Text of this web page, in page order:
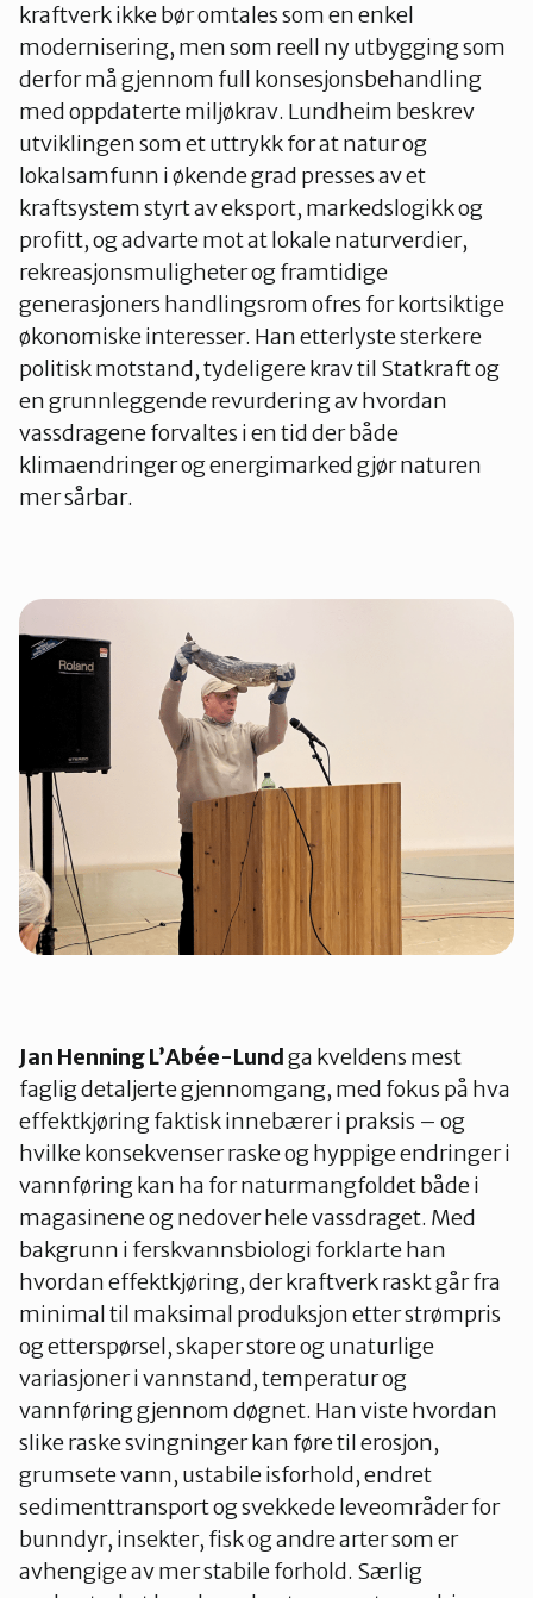
kraftverk ikke bør omtales som en enkel
modernisering, men som reell ny utbygging som
derfor må gjennom full konsesjonsbehandling
med oppdaterte miljøkrav. Lundheim beskrev
utviklingen som et uttrykk for at natur og
lokalsamfunn i økende grad presses av et
kraftsystem styrt av eksport, markedslogikk og
profitt, og advarte mot at lokale naturverdier,
rekreasjonsmuligheter og framtidige
generasjoners handlingsrom ofres for kortsiktige
økonomiske interesser. Han etterlyste sterkere
politisk motstand, tydeligere krav til Statkraft og
en grunnleggende revurdering av hvordan
vassdragene forvaltes i en tid der både
klimaendringer og energimarked gjør naturen
mer sårbar.
Jan Henning L’Abée-Lundga kveldens mest
faglig detaljerte gjennomgang, med fokus på hva
effektkjøring faktisk innebærer i praksis – og
hvilke konsekvenser raske og hyppige endringer i
vannføring kan ha for naturmangfoldet både i
magasinene og nedover hele vassdraget. Med
bakgrunn i ferskvannsbiologi forklarte han
hvordan effektkjøring, der kraftverk raskt går fra
minimal til maksimal produksjon etter strømpris
og etterspørsel, skaper store og unaturlige
variasjoner i vannstand, temperatur og
vannføring gjennom døgnet. Han viste hvordan
slike raske svingninger kan føre til erosjon,
grumsete vann, ustabile isforhold, endret
sedimenttransport og svekkede leveområder for
bunndyr, insekter, fisk og andre arter som er
avhengige av mer stabile forhold. Særlig